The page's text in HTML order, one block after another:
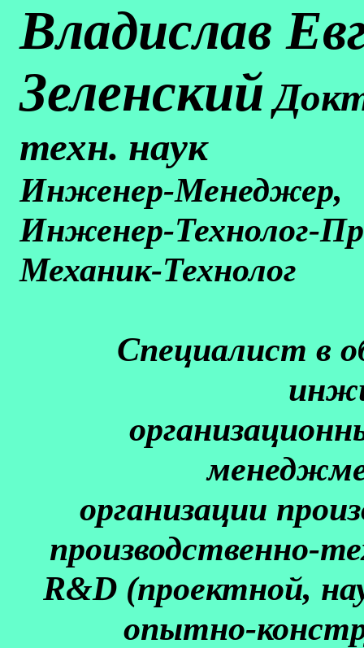
Владислав
Зеленский
техн. наук
Инженер-Менеджер,
Инженер-Технолог-
Механик-Технолог
Специалист в
организации
производственно-
R&D (проектной,
опытно-